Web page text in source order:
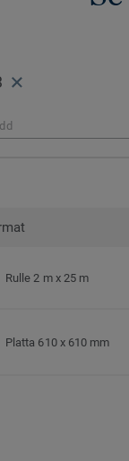
Rulle 2 m x 25 m
Platta 610 x 610 mm